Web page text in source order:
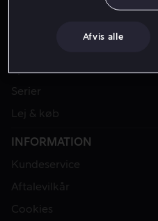
Sport
Serier
Lej & køb
INFORMATION
Kundeservice
Aftalevilkår
Cookies
Afvis alle